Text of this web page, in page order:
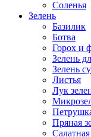
Соленья
Зелень
Базилик
Ботва
Горох и
Зелень
Зелень
Листья
Лук
Пряная
Салатная